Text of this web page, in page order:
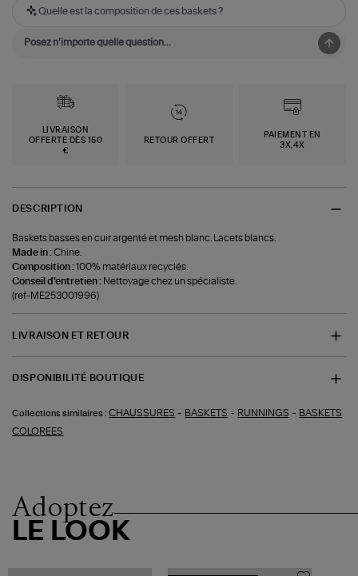
Quelle est la composition de ces baskets ?
LIVRAISON
OFFERTE DÈS 150
€
RETOUR OFFERT
PAIEMENT EN
3X,4X
DESCRIPTION
Baskets basses en cuir argenté et mesh blanc. Lacets blancs.
Made in :Chine.
Composition :100% matériaux recyclés.
Conseil d'entretien : Nettoyage chez un spécialiste.
(ref-ME253001996)
LIVRAISON ET RETOUR
DISPONIBILITÉ BOUTIQUE
Collections similaires : CHAUSSURES - BASKETS - RUNNINGS - BASKETS
COLOREES
Adoptez
LE LOOK